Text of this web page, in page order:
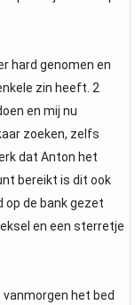
hard genomen en
zin heeft. 2
en mij nu
zoeken, zelfs
dat Anton het
bereikt is dit ook
op de bank gezet
en een sterretje
vanmorgen het bed